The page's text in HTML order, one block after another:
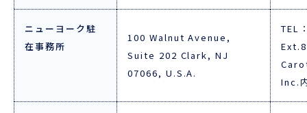
ニューヨーク駐
在事務所
100 Walnut Avenue,
Suite 202 Clark, NJ
07066, U.S.A.
TEL
Inc.